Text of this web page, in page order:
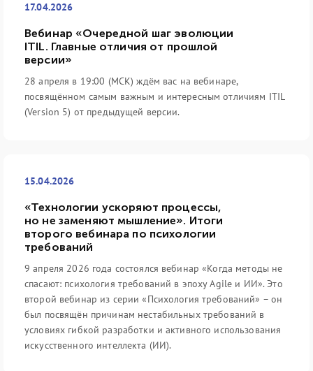
17.04.2026
Вебинар «Очередной шаг эволюции
ITIL. Главные отличия от прошлой
версии»
28 апреля в 19:00 (МСК) ждём вас на вебинаре,
посвящённом самым важным и интересным отличиям ITIL
(Version 5) от предыдущей версии.
15.04.2026
«Технологии ускоряют процессы,
но не заменяют мышление». Итоги
второго вебинара по психологии
требований
9 апреля 2026 года состоялся вебинар «Когда методы не
спасают: психология требований в эпоху Agile и ИИ». Это
второй вебинар из серии «Психология требований» – он
был посвящён причинам нестабильных требований в
условиях гибкой разработки и активного использования
искусственного интеллекта (ИИ).